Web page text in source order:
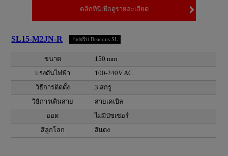
คลิกที่นี่เพื่อดูรายละเอียด
SL15-M2JN-R กะพริบ Beacons SL
ขนาด
150 mm
แรงดันไฟฟ้า
100-240V AC
วิธีการติดตั้ง
3 สกรู
วิธีการเดินสาย
สายเคเบิล
ออด
ไม่มีบัซเซอร์
สีลูกโลก
สีแดง